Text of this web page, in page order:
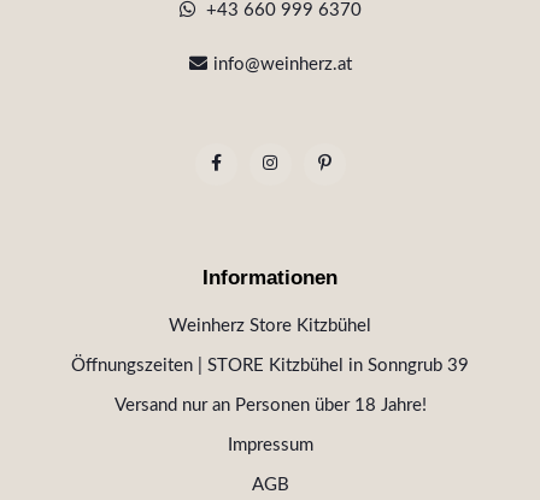
+43 660 999 6370
info@weinherz.at
Informationen
Weinherz Store Kitzbühel
Öffnungszeiten | STORE Kitzbühel in Sonngrub 39
Versand nur an Personen über 18 Jahre!
Impressum
AGB